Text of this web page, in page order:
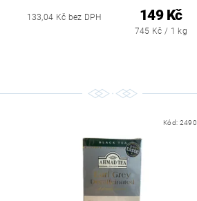
133,04 Kč bez DPH 149 Kč
745 Kč / 1 kg
Kód: 2490